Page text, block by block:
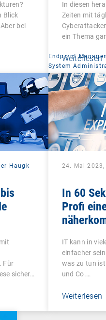
Blick
bei
In diesen
Zeiten mit
ein Thema
Weiterlesen
Haugk
Für
sicher…
Endpoint
System
24. Mai 2023,
In 60
Profi
IT kann in
einfacher
was zu tun
und Co.…
Weiterlesen